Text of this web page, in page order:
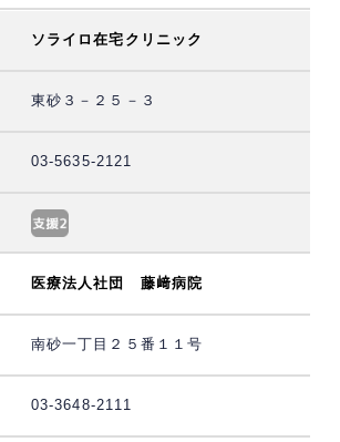
ソライロ在宅クリニック
東砂３－２５－３
03-5635-2121
医療法人社団 藤﨑病院
南砂一丁目２５番１１号
03-3648-2111